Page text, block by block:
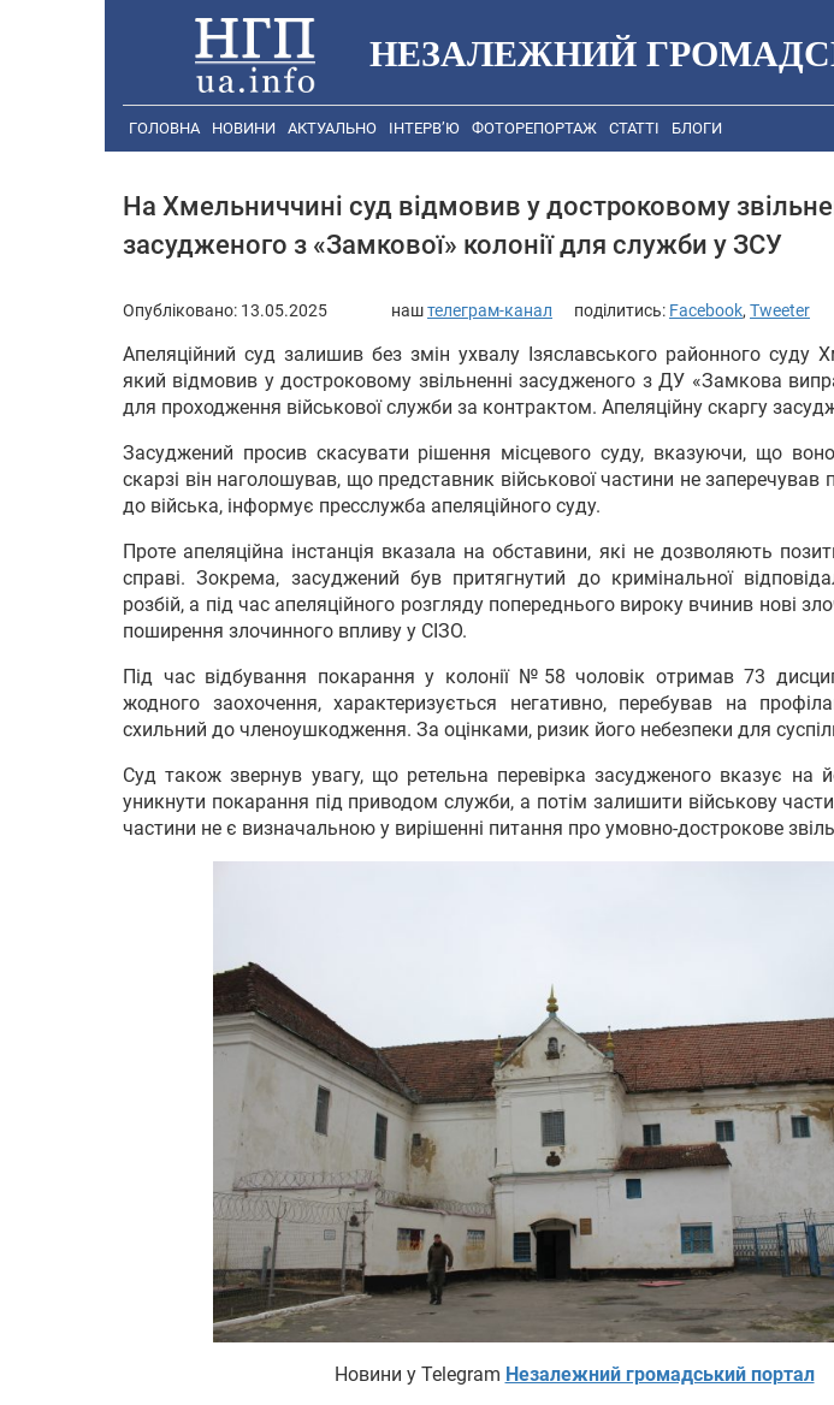
НЕЗАЛЕЖНИЙ
ГОЛОВНА НОВИНИ АКТУАЛЬНО ІНТЕРВ’Ю ФОТОРЕПОРТАЖ СТАТТІ БЛОГИ
На Хмельниччині суд відмовив у достроковому
засудженого з «Замкової» колонії для служби у ЗСУ
Опубліковано: 13.05.2025 наштелеграм-канал поділитись: Facebook, Tweeter
Апеляційний суд залишив без змін ухвалу Ізяславського районного суду
який відмовив у достроковому звільненні засудженого з ДУ «Замкова
для проходження військової служби за контрактом. Апеляційну скаргу
Засуджений просив скасувати рішення місцевого суду, вказуючи, що
скарзі він наголошував, що представник військової частини не заперечував
до війська, інформує пресслужба апеляційного суду.
Проте апеляційна інстанція вказала на обставини, які не дозволяють
справі. Зокрема, засуджений був притягнутий до кримінальної
розбій, а під час апеляційного розгляду попереднього вироку вчинив нові
поширення злочинного впливу у СІЗО.
Під час відбування покарання у колонії №58 чоловік отримав 73
жодного заохочення, характеризується негативно, перебував на
схильний до членоушкодження. За оцінками, ризик його небезпеки для
Суд також звернув увагу, що ретельна перевірка засудженого вказує на
уникнути покарання під приводом служби, а потім залишити військову
частини не є визначальною у вирішенні питання про умовно-дострокове
Новини у Telegram Незалежний громадський портал